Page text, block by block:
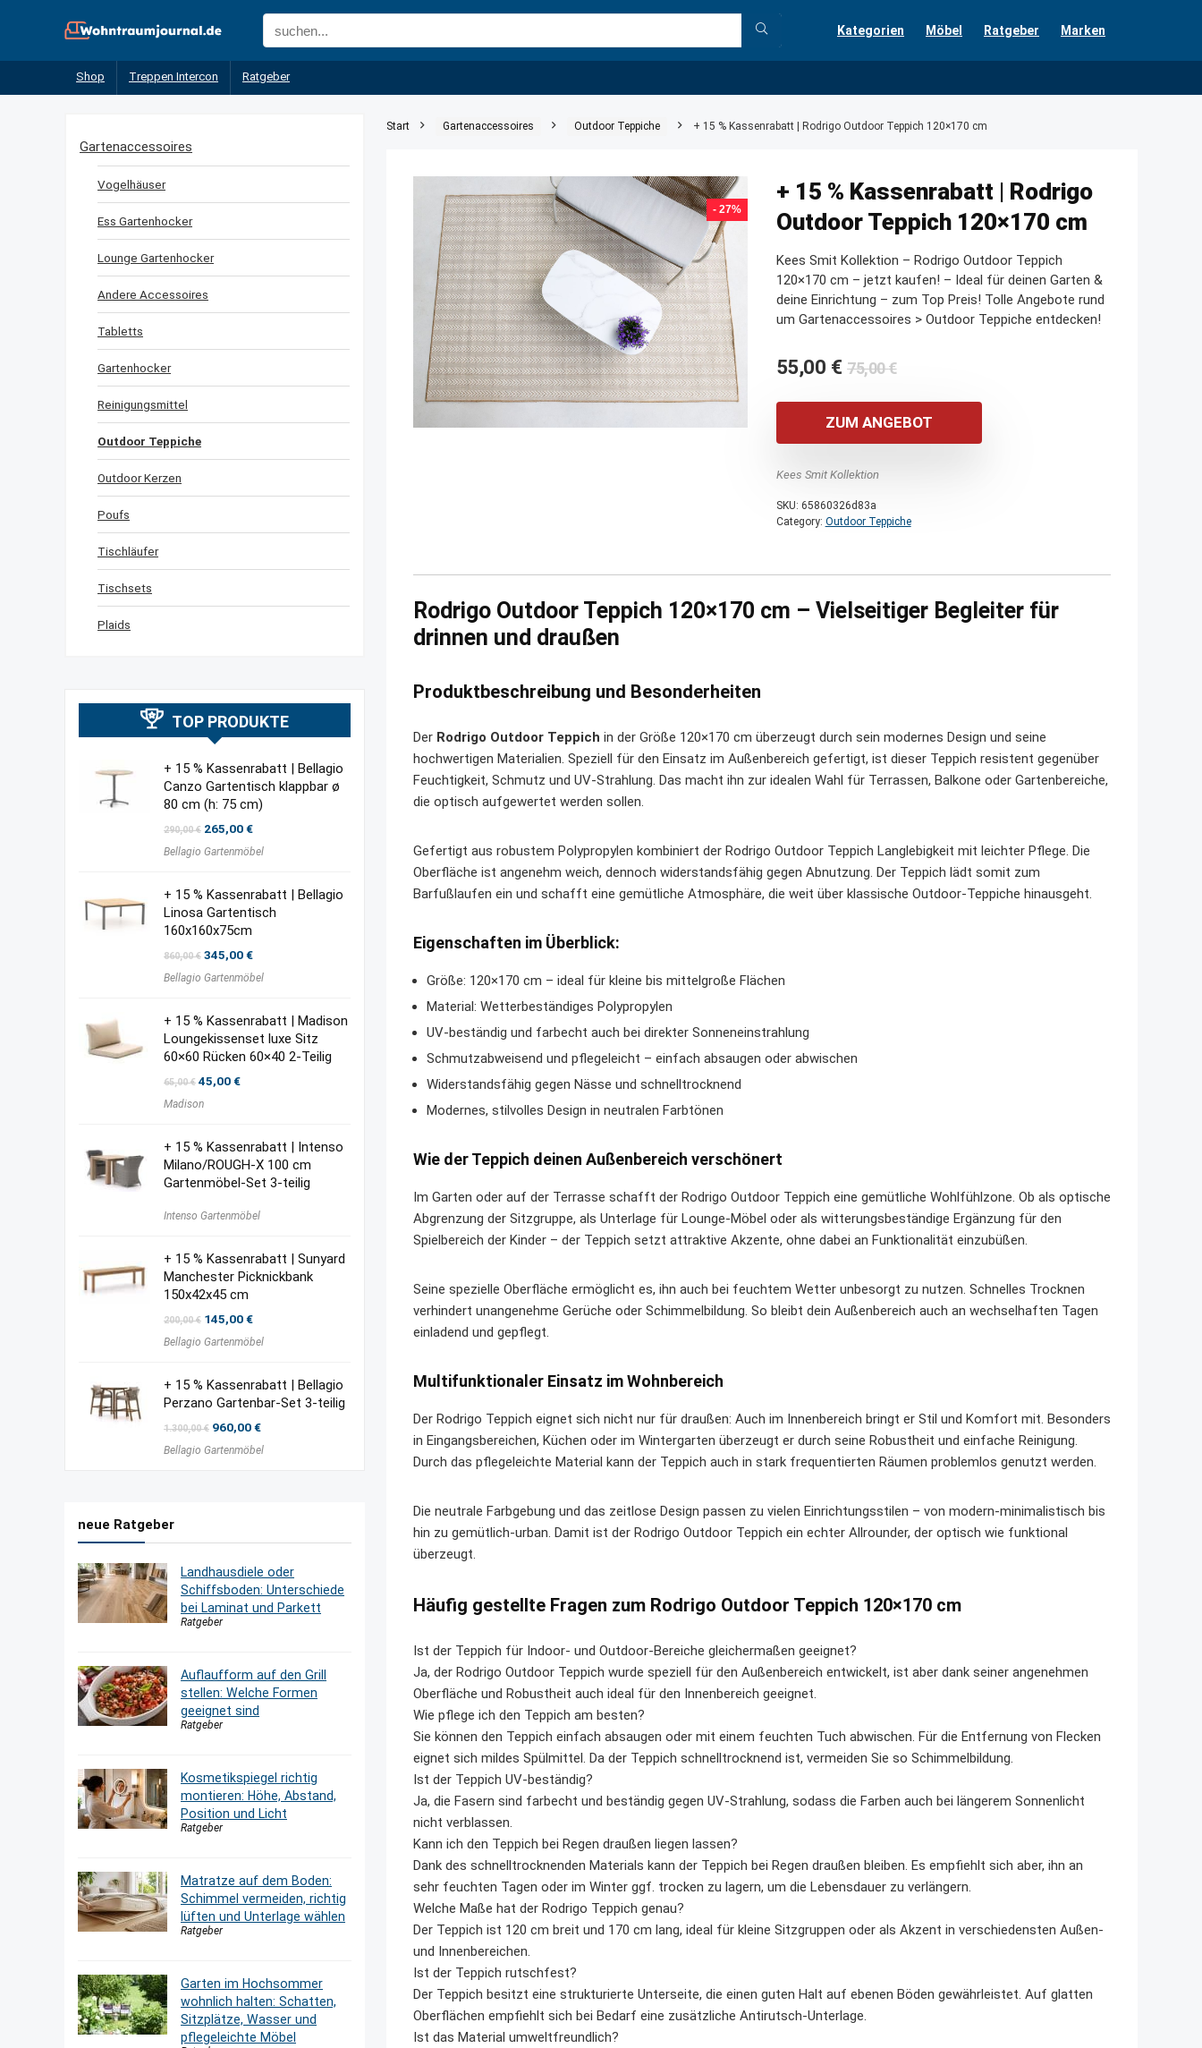
Kategorien Möbel Ratgeber Marken
Shop Treppen Intercon Ratgeber
Start Gartenaccessoires Outdoor Teppiche + 15 % Kassenrabatt | Rodrigo Outdoor Teppich 120×170 cm
- 27%
+ 15 % Kassenrabatt | Rodrigo
Outdoor Teppich 120×170 cm
Kees Smit Kollektion – Rodrigo Outdoor Teppich
120×170 cm – jetzt kaufen! – Ideal für deinen Garten &
deine Einrichtung – zum Top Preis! Tolle Angebote rund
um Gartenaccessoires > Outdoor Teppiche entdecken!
75,00€Ursprünglicher
war:
75,00 €
55,00 €
Aktueller
ist:
55,00 €.
ZUM ANGEBOT
Kees Smit Kollektion
SKU: 65860326d83a
Category: Outdoor Teppiche
Rodrigo Outdoor Teppich 120×170 cm – Vielseitiger Begleiter für
drinnen und draußen
Produktbeschreibung und Besonderheiten
Der Rodrigo Outdoor Teppich in der Größe 120×170 cm überzeugt durch sein modernes Design und seine
hochwertigen Materialien. Speziell für den Einsatz im Außenbereich gefertigt, ist dieser Teppich resistent gegenüber
Feuchtigkeit, Schmutz und UV-Strahlung. Das macht ihn zur idealen Wahl für Terrassen, Balkone oder Gartenbereiche,
die optisch aufgewertet werden sollen.
Gefertigt aus robustem Polypropylen kombiniert der Rodrigo Outdoor Teppich Langlebigkeit mit leichter Pflege. Die
Oberfläche ist angenehm weich, dennoch widerstandsfähig gegen Abnutzung. Der Teppich lädt somit zum
Barfußlaufen ein und schafft eine gemütliche Atmosphäre, die weit über klassische Outdoor-Teppiche hinausgeht.
Eigenschaften im Überblick:
Größe: 120×170 cm – ideal für kleine bis mittelgroße Flächen
Material: Wetterbeständiges Polypropylen
UV-beständig und farbecht auch bei direkter Sonneneinstrahlung
Schmutzabweisend und pflegeleicht – einfach absaugen oder abwischen
Widerstandsfähig gegen Nässe und schnelltrocknend
Modernes, stilvolles Design in neutralen Farbtönen
Wie der Teppich deinen Außenbereich verschönert
Im Garten oder auf der Terrasse schafft der Rodrigo Outdoor Teppich eine gemütliche Wohlfühlzone. Ob als optische
Abgrenzung der Sitzgruppe, als Unterlage für Lounge-Möbel oder als witterungsbeständige Ergänzung für den
Spielbereich der Kinder – der Teppich setzt attraktive Akzente, ohne dabei an Funktionalität einzubüßen.
Seine spezielle Oberfläche ermöglicht es, ihn auch bei feuchtem Wetter unbesorgt zu nutzen. Schnelles Trocknen
verhindert unangenehme Gerüche oder Schimmelbildung. So bleibt dein Außenbereich auch an wechselhaften Tagen
einladend und gepflegt.
Multifunktionaler Einsatz im Wohnbereich
Der Rodrigo Teppich eignet sich nicht nur für draußen: Auch im Innenbereich bringt er Stil und Komfort mit. Besonders
in Eingangsbereichen, Küchen oder im Wintergarten überzeugt er durch seine Robustheit und einfache Reinigung.
Durch das pflegeleichte Material kann der Teppich auch in stark frequentierten Räumen problemlos genutzt werden.
Die neutrale Farbgebung und das zeitlose Design passen zu vielen Einrichtungsstilen – von modern-minimalistisch bis
hin zu gemütlich-urban. Damit ist der Rodrigo Outdoor Teppich ein echter Allrounder, der optisch wie funktional
überzeugt.
Häufig gestellte Fragen zum Rodrigo Outdoor Teppich 120×170 cm
Ist der Teppich für Indoor- und Outdoor-Bereiche gleichermaßen geeignet?
Ja, der Rodrigo Outdoor Teppich wurde speziell für den Außenbereich entwickelt, ist aber dank seiner angenehmen
Oberfläche und Robustheit auch ideal für den Innenbereich geeignet.
Wie pflege ich den Teppich am besten?
Sie können den Teppich einfach absaugen oder mit einem feuchten Tuch abwischen. Für die Entfernung von Flecken
eignet sich mildes Spülmittel. Da der Teppich schnelltrocknend ist, vermeiden Sie so Schimmelbildung.
Ist der Teppich UV-beständig?
Ja, die Fasern sind farbecht und beständig gegen UV-Strahlung, sodass die Farben auch bei längerem Sonnenlicht
nicht verblassen.
Kann ich den Teppich bei Regen draußen liegen lassen?
Dank des schnelltrocknenden Materials kann der Teppich bei Regen draußen bleiben. Es empfiehlt sich aber, ihn an
sehr feuchten Tagen oder im Winter ggf. trocken zu lagern, um die Lebensdauer zu verlängern.
Welche Maße hat der Rodrigo Teppich genau?
Der Teppich ist 120 cm breit und 170 cm lang, ideal für kleine Sitzgruppen oder als Akzent in verschiedensten Außen-
und Innenbereichen.
Ist der Teppich rutschfest?
Der Teppich besitzt eine strukturierte Unterseite, die einen guten Halt auf ebenen Böden gewährleistet. Auf glatten
Oberflächen empfiehlt sich bei Bedarf eine zusätzliche Antirutsch-Unterlage.
Ist das Material umweltfreundlich?
Gartenaccessoires
Vogelhäuser
Ess Gartenhocker
Lounge Gartenhocker
Andere Accessoires
Tabletts
Gartenhocker
Reinigungsmittel
Outdoor Teppiche
Outdoor Kerzen
Poufs
Tischläufer
Tischsets
Plaids
TOP PRODUKTE
+ 15 % Kassenrabatt | Bellagio
Canzo Gartentisch klappbar ø
80 cm (h: 75 cm)
290,00€ Ursprünglicher
war:
265,00€Aktueller
ist:
Bellagio Gartenmöbel
+ 15 % Kassenrabatt | Bellagio
Linosa Gartentisch
160x160x75cm
860,00€ Ursprünglicher
war:
345,00€Aktueller
ist:
Bellagio Gartenmöbel
+ 15 % Kassenrabatt | Madison
Loungekissenset luxe Sitz
60×60 Rücken 60×40 2-Teilig
65,00€ Ursprünglicher
war:
45,00€Aktueller
Madison
+ 15 % Kassenrabatt | Intenso
Milano/ROUGH-X 100 cm
Gartenmöbel-Set 3-teilig
Intenso Gartenmöbel
+ 15 % Kassenrabatt | Sunyard
Manchester Picknickbank
150x42x45 cm
200,00€ Ursprünglicher
war:
145,00€Aktueller
ist:
Bellagio Gartenmöbel
+ 15 % Kassenrabatt | Bellagio
Perzano Gartenbar-Set 3-teilig
1.300,00€ Ursprünglicher
war:
960,00€Aktueller
ist:
Bellagio Gartenmöbel
neue Ratgeber
Landhausdiele oder
Schiffsboden: Unterschiede
bei Laminat und Parkett
Ratgeber
Auflaufform auf den Grill
stellen: Welche Formen
geeignet sind
Ratgeber
Kosmetikspiegel richtig
montieren: Höhe, Abstand,
Position und Licht
Ratgeber
Matratze auf dem Boden:
Schimmel vermeiden, richtig
lüften und Unterlage wählen
Ratgeber
Garten im Hochsommer
wohnlich halten: Schatten,
Sitzplätze, Wasser und
pflegeleichte Möbel